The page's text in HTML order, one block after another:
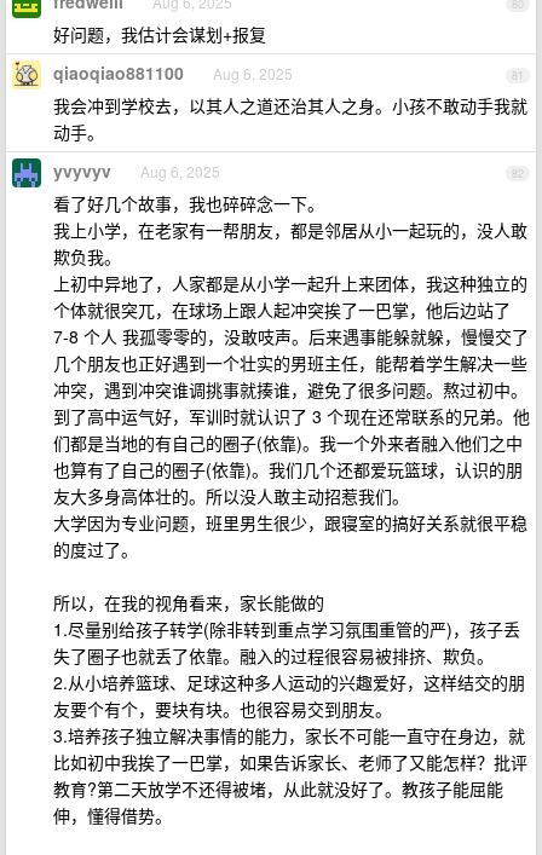
80
好问题，我估计会谋划+报复
81
qiaoqiao881100 Aug 6, 2025
我会冲到学校去，以其人之道还治其人之身。小孩不敢动手我就
动手。
82
yvyvyv Aug 6, 2025
看了好几个故事，我也碎碎念一下。
我上小学，在老家有一帮朋友，都是邻居从小一起玩的，没人敢
欺负我。
上初中异地了，人家都是从小学一起升上来团体，我这种独立的
个体就很突兀，在球场上跟人起冲突挨了一巴掌，他后边站了
7-8 个人 我孤零零的，没敢吱声。后来遇事能躲就躲，慢慢交了
几个朋友也正好遇到一个壮实的男班主任，能帮着学生解决一些
冲突，遇到冲突谁调挑事就揍谁，避免了很多问题。熬过初中。
到了高中运气好，军训时就认识了 3 个现在还常联系的兄弟。他
们都是当地的有自己的圈子(依靠)。我一个外来者融入他们之中
也算有了自己的圈子(依靠)。我们几个还都爱玩篮球，认识的朋
友大多身高体壮的。所以没人敢主动招惹我们。
大学因为专业问题，班里男生很少，跟寝室的搞好关系就很平稳
的度过了。
所以，在我的视角看来，家长能做的
1.尽量别给孩子转学(除非转到重点学习氛围重管的严)，孩子丢
失了圈子也就丢了依靠。融入的过程很容易被排挤、欺负。
2.从小培养篮球、足球这种多人运动的兴趣爱好，这样结交的朋
友要个有个，要块有块。也很容易交到朋友。
3.培养孩子独立解决事情的能力，家长不可能一直守在身边，就
比如初中我挨了一巴掌，如果告诉家长、老师了又能怎样？批评
教育?第二天放学不还得被堵，从此就没好了。教孩子能屈能
伸，懂得借势。